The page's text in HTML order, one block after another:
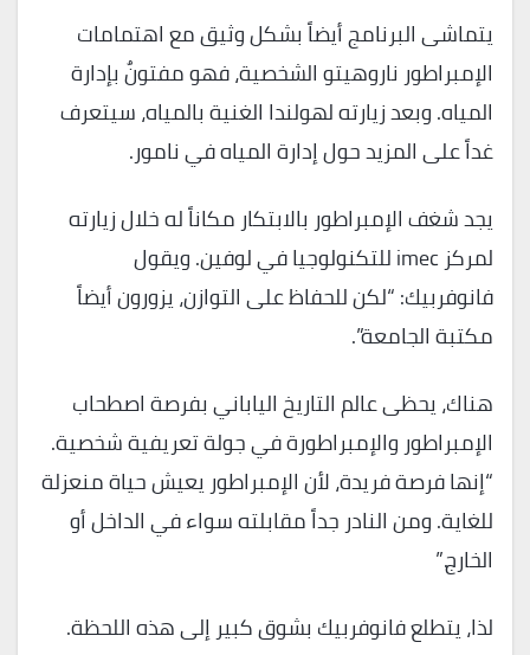
يتماشى البرنامج أيضاً بشكل وثيق مع اهتمامات
الإمبراطور ناروهيتو الشخصية، فهو مفتونٌ بإدارة
المياه. وبعد زيارته لهولندا الغنية بالمياه، سيتعرف
غداً على المزيد حول إدارة المياه في نامور.
يجد شغف الإمبراطور بالابتكار مكاناً له خلال زيارته
لمركز imec للتكنولوجيا في لوفين. ويقول
فانوفربيك: “لكن للحفاظ على التوازن، يزورون أيضاً
مكتبة الجامعة”.
هناك، يحظى عالم التاريخ الياباني بفرصة اصطحاب
الإمبراطور والإمبراطورة في جولة تعريفية شخصية.
“إنها فرصة فريدة، لأن الإمبراطور يعيش حياة منعزلة
للغاية. ومن النادر جداً مقابلته سواء في الداخل أو
الخارج.”
لذا، يتطلع فانوفربيك بشوق كبير إلى هذه اللحظة.